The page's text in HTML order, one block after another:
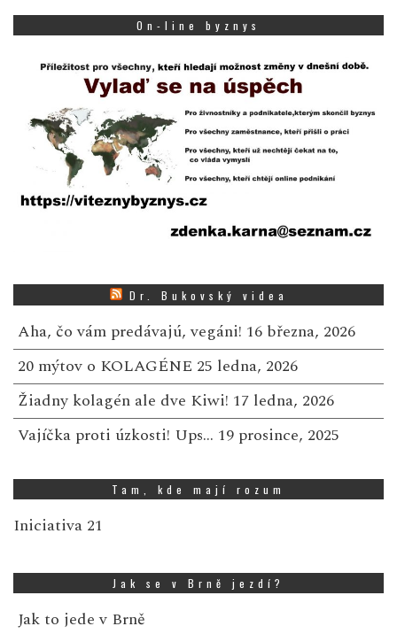
On-line byznys
Dr. Bukovský videa
Aha, čo vám predávajú, vegáni! 16 března, 2026
20 mýtov o KOLAGÉNE 25 ledna, 2026
Žiadny kolagén ale dve Kiwi! 17 ledna, 2026
Vajíčka proti úzkosti! Ups… 19 prosince, 2025
Tam, kde mají rozum
Iniciativa 21
Jak se v Brně jezdí?
Jak to jede v Brně